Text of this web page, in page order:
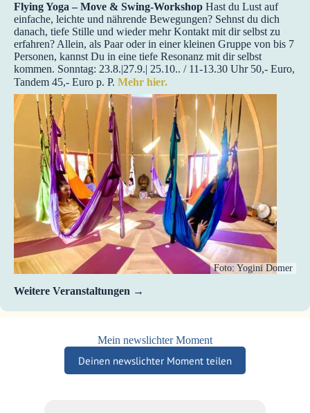
Flying Yoga – Move & Swing-Workshop Hast du Lust auf
einfache, leichte und nährende Bewegungen? Sehnst du dich
danach, tiefe Stille und wieder mehr Kontakt mit dir selbst zu
erfahren? Allein, als Paar oder in einer kleinen Gruppe von bis 7
Personen, kannst Du in eine tiefe Resonanz mit dir selbst
kommen. Sonntag: 23.8.|27.9.| 25.10.. / 11-13.30 Uhr 50,- Euro,
Tandem 45,- Euro p. P. Mehr hier.
Foto: Yogini Domer
Weitere Veranstaltungen
Mein newslichter Moment
Deinen newslichter Moment teilen